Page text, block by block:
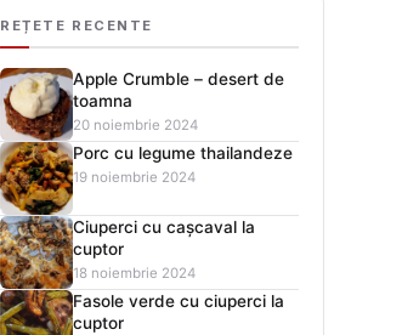
REȚETE RECENTE
Apple Crumble – desert de
toamna
20 noiembrie 2024
Porc cu legume thailandeze
19 noiembrie 2024
Ciuperci cu cașcaval la
cuptor
18 noiembrie 2024
Fasole verde cu ciuperci la
cuptor